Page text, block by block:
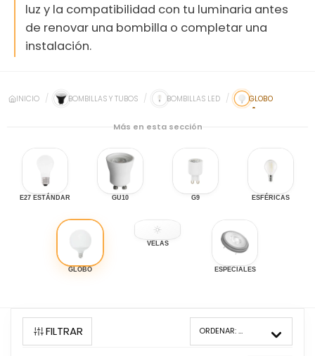
luz y la compatibilidad con tu luminaria antes
de renovar una bombilla o completar una
instalación.
INICIO BOMBILLAS Y TUBOS BOMBILLAS LED GLOBO
Más en esta sección
E27 ESTÁNDAR GU10 G9 ESFÉRICAS
GLOBO
VELAS
ESPECIALES
FILTRAR ORDENAR:
MÁS VENDIDOS